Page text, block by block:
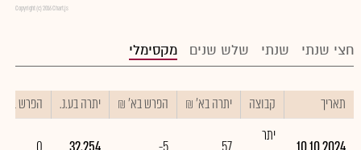
Copyright (c) 2016 Chart.js
חצי שנתי שנתי שלש שנים מקסימלי
תאריך קבוצה יתרה בא' ₪ הפרש בא' ₪ יתרה בע.נ. הפרש
יתר